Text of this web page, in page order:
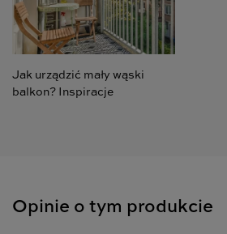
Jak urządzić mały wąski
balkon? Inspiracje
Opinie o tym produkcie